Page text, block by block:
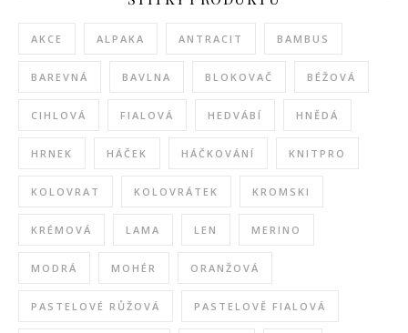
AKCE ALPAKA ANTRACIT BAMBUS
BAREVNÁ BAVLNA BLOKOVAČ BÉŽOVÁ
CIHLOVÁ FIALOVÁ HEDVÁBÍ HNĚDÁ
HRNEK HÁČEK HÁČKOVÁNÍ KNITPRO
KOLOVRAT KOLOVRÁTEK KROMSKI
KRÉMOVÁ LAMA LEN MERINO
MODRÁ MOHÉR ORANŽOVÁ
PASTELOVÉ RŮŽOVÁ PASTELOVĚ FIALOVÁ